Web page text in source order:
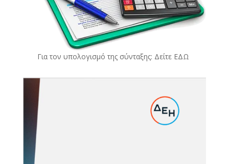
Για τον υπολογισμό της σύνταξης: Δείτε ΕΔΩ